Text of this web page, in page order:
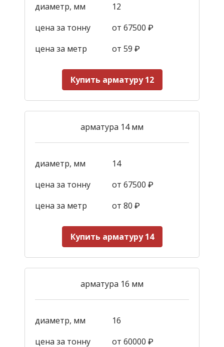
диаметр, мм
12
цена за тонну
от 67500 ₽
цена за метр
от 59 ₽
Купить арматуру 12
арматура 14 мм
диаметр, мм
14
цена за тонну
от 67500 ₽
цена за метр
от 80 ₽
Купить арматуру 14
арматура 16 мм
диаметр, мм
16
цена за тонну
от 60000 ₽